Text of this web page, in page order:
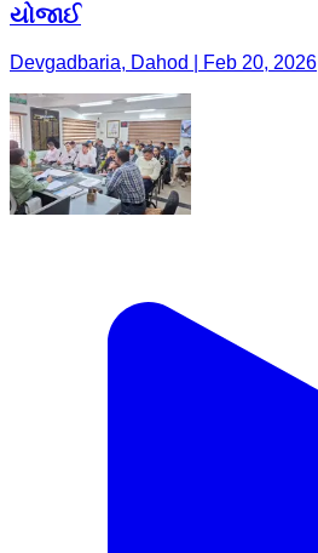
યોજાઈ
Devgadbaria, Dahod | Feb 20, 2026